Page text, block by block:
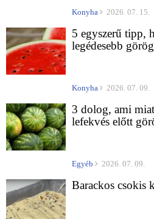
Konyha 2026. 07. 15.
5 egyszerű tipp,
legédesebb
Konyha 2026. 07. 09.
3 dolog, ami
lefekvés előtt
Egyéb 2026. 07. 09.
Barackos csokis